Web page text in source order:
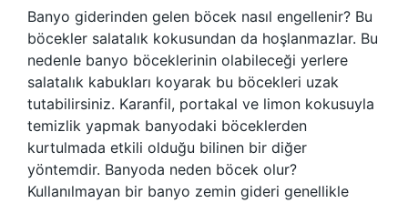
Banyo giderinden gelen böcek nasıl engellenir? Bu
böcekler salatalık kokusundan da hoşlanmazlar. Bu
nedenle banyo böceklerinin olabileceği yerlere
salatalık kabukları koyarak bu böcekleri uzak
tutabilirsiniz. Karanfil, portakal ve limon kokusuyla
temizlik yapmak banyodaki böceklerden
kurtulmada etkili olduğu bilinen bir diğer
yöntemdir. Banyoda neden böcek olur?
Kullanılmayan bir banyo zemin gideri genellikle